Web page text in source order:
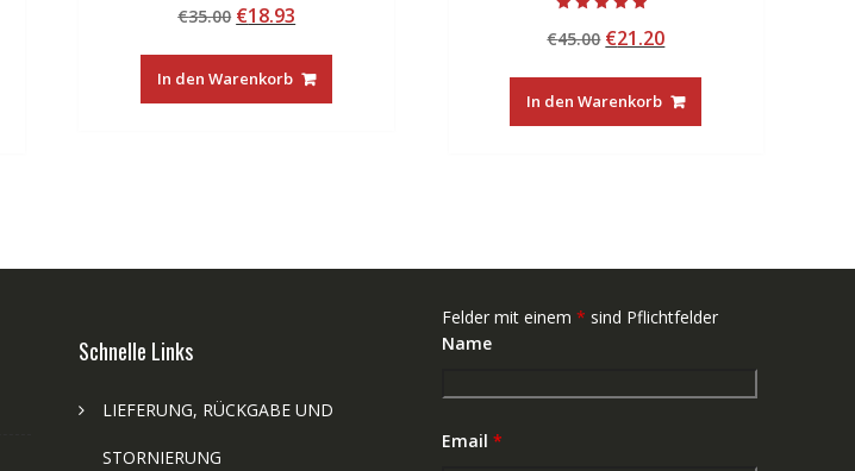
5.00
von 5
€35.00 Ursprünglicher
war:
€35.00
€18.93
ist:
€18.93.
In den Warenkorb
5.00
von 5
€45.00 Ursprünglicher
war:
€45.00
€21.20Aktueller
ist:
€21.20.
In den Warenkorb
Schnelle Links
LIEFERUNG, RÜCKGABE UND
STORNIERUNG
Felder mit einem * sind Pflichtfelder
Name
Email *